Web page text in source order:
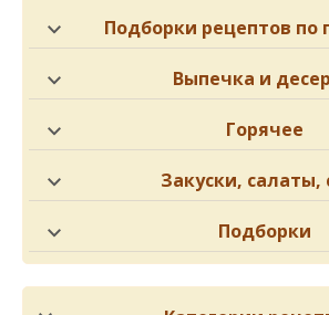
Подборки рецептов по
Выпечка и
Горячее
Закуски, салаты,
Подборки